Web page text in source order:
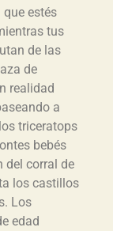
estés
tus
de las
de
realidad
a
triceratops
bebés
del corral de
los castillos
Los
edad